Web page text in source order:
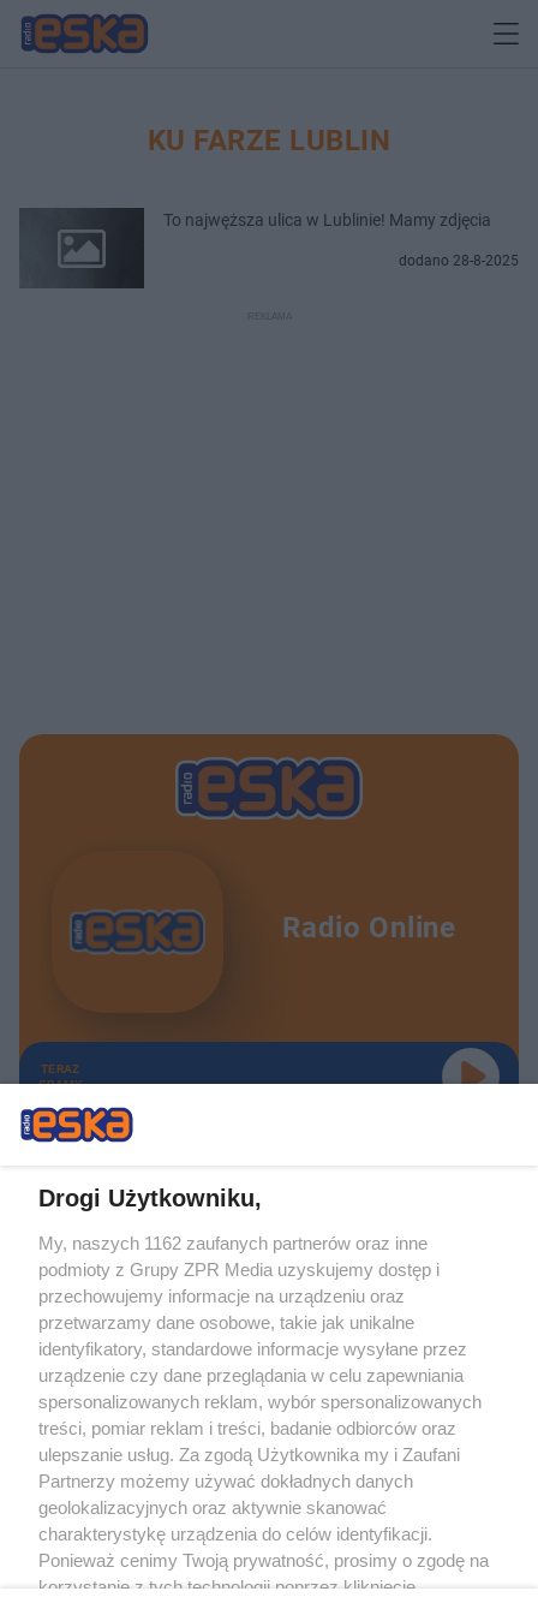
KU FARZE LUBLIN
To najwęższa ulica w Lublinie! Mamy zdjęcia
dodano 28-8-2025
Radio Online
TERAZ
GRAMY
Żaden utwór zamieszczony w serwisie nie może być powielany i
rozpowszechniany lub dalej rozpowszechniany w jakikolwiek sposób (w
tym także elektroniczny lub mechaniczny) na jakimkolwiek polu
eksploatacji w jakiejkolwiek formie, włącznie z umieszczaniem w Internecie
bez pisemnej zgody właściciela praw. Jakiekolwiek użycie lub
wykorzystanie utworów w całości lub w części z naruszeniem prawa, tzn.
bez właściwej zgody, jest zabronione pod groźbą kary i może być ścigane
prawnie.
O nas
Drogi Użytkowniku,
My, naszych 1162 zaufanych partnerów oraz inne
podmioty z Grupy ZPR Media uzyskujemy dostęp i
przechowujemy informacje na urządzeniu oraz
przetwarzamy dane osobowe, takie jak unikalne
identyfikatory, standardowe informacje wysyłane przez
urządzenie czy dane przeglądania w celu zapewniania
spersonalizowanych reklam, wybór spersonalizowanych
treści, pomiar reklam i treści, badanie odbiorców oraz
ulepszanie usług. Za zgodą Użytkownika my i Zaufani
Partnerzy możemy używać dokładnych danych
geolokalizacyjnych oraz aktywnie skanować
charakterystykę urządzenia do celów identyfikacji.
Ponieważ cenimy Twoją prywatność, prosimy o zgodę na
korzystanie z tych technologii poprzez kliknięcie